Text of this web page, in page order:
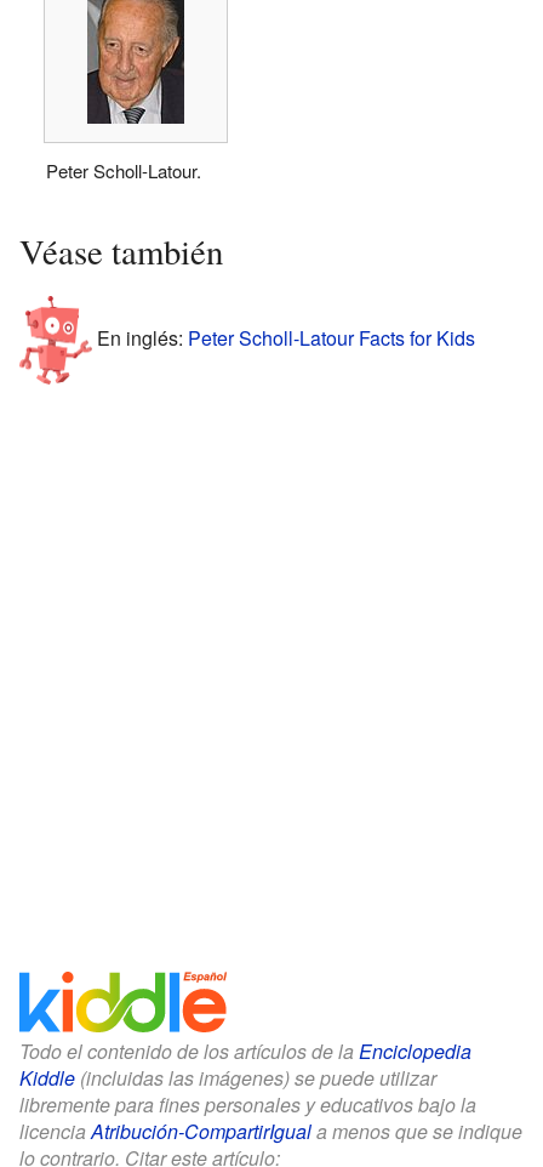
Peter Scholl-Latour.
Véase también
En inglés: Peter Scholl-Latour Facts for Kids
Todo el contenido de los artículos de la Enciclopedia
Kiddle (incluidas las imágenes) se puede utilizar
libremente para fines personales y educativos bajo la
licenciaAtribución-CompartirIguala menos que se indique
lo contrario. Citar este artículo: